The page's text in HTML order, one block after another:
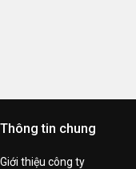
Thông tin chung
Giới thiệu công ty